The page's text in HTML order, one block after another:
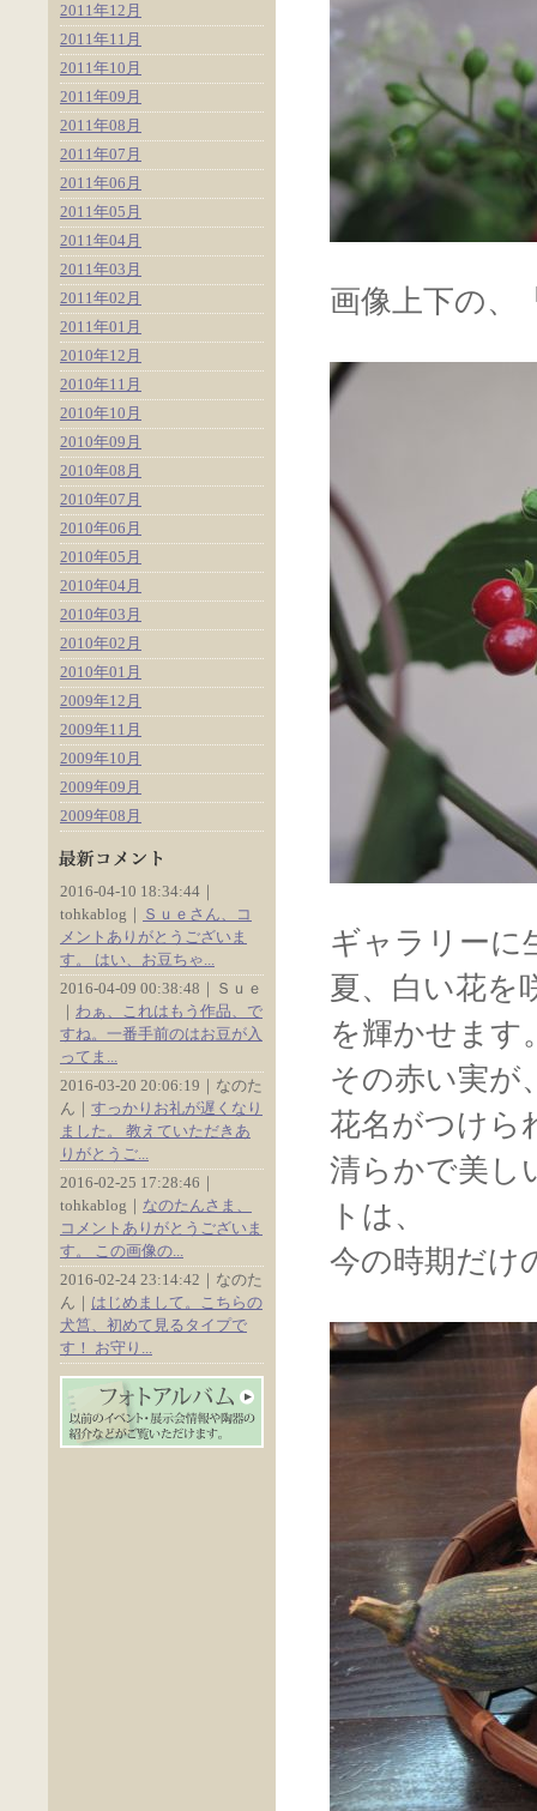
画像上下の、
ギャラリーに
夏、白い花を
を輝かせます
その赤い実が
花名がつけら
清らかで美し
トは、
今の時期だけ
2011年12月
2011年11月
2011年10月
2011年09月
2011年08月
2011年07月
2011年06月
2011年05月
2011年04月
2011年03月
2011年02月
2011年01月
2010年12月
2010年11月
2010年10月
2010年09月
2010年08月
2010年07月
2010年06月
2010年05月
2010年04月
2010年03月
2010年02月
2010年01月
2009年12月
2009年11月
2009年10月
2009年09月
2009年08月
2016-04-10 18:34:44｜
tohkablog｜
Ｓｕｅさん、コ
メントありがとうございま
す。 はい、お豆ちゃ...
2016-04-09 00:38:48｜Ｓｕｅ
わぁ、これはもう作品、で
すね。一番手前のはお豆が入
ってま...
2016-03-20 20:06:19｜なのた
ん｜ すっかりお礼が遅くなり
ました。 教えていただきあ
りがとうご...
2016-02-25 17:28:46｜
tohkablog｜ なのたんさま、
コメントありがとうございま
す。 この画像の...
2016-02-24 23:14:42｜なのた
ん｜ はじめまして。こちらの
犬筥、初めて見るタイプで
す！ お守り...